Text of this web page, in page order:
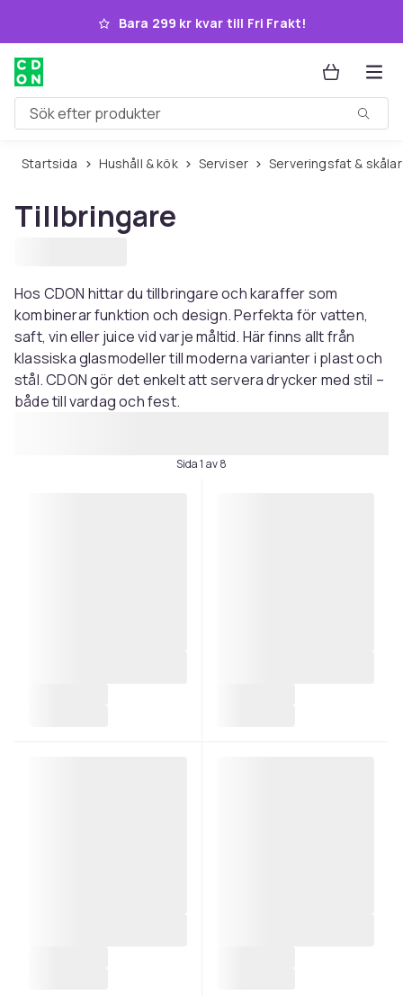
Hoppa till huvudinnehållet
Bara 299 kr kvar till Fri Frakt!
Sök efter produkter
Startsida Hushåll & kök Serviser Serveringsfat & skålar
Tillbringare
Hos CDON hittar du tillbringare och karaffer som
kombinerar funktion och design. Perfekta för vatten,
saft, vin eller juice vid varje måltid. Här finns allt från
klassiska glasmodeller till moderna varianter i plast och
stål. CDON gör det enkelt att servera drycker med stil –
både till vardag och fest.
Sida 1 av 8